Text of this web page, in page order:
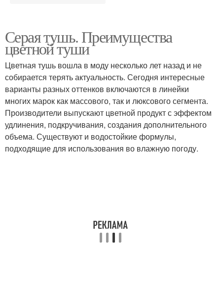
Серая тушь. Преимущества
цветной туши
Цветная тушь вошла в моду несколько лет назад и не
собирается терять актуальность. Сегодня интересные
варианты разных оттенков включаются в линейки
многих марок как массового, так и люксового сегмента.
Производители выпускают цветной продукт с эффектом
удлинения, подкручивания, создания дополнительного
объема. Существуют и водостойкие формулы,
подходящие для использования во влажную погоду.